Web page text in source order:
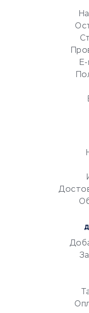
Репетиторство
Красота и
Сервисы по
Сетевой
УСЛУГИ ДЛЯ
Юридические
Бухгалтерия